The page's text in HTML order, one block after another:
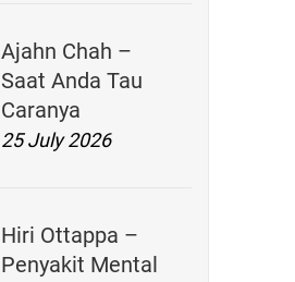
Ajahn Chah –
Saat Anda Tau
Caranya
25 July 2026
Hiri Ottappa –
Penyakit Mental